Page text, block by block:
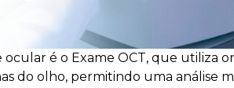
é o Exame OCT, que utiliza
do olho, permitindo uma análise